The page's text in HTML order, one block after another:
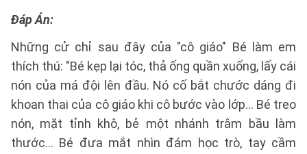
Đáp Án:
Những cử chỉ sau đây của "cô giáo" Bé làm em
thích thú: "Bé kẹp lại tóc, thả ống quần xuống, lấy cái
nón của má đội lên đầu. Nó cố bắt chước dáng đi
khoan thai của cô giáo khi cô bước vào lớp... Bé treo
nón, mặt tỉnh khô, bẻ một nhánh trâm bầu làm
thước... Bé đưa mắt nhìn đám học trò, tay cầm